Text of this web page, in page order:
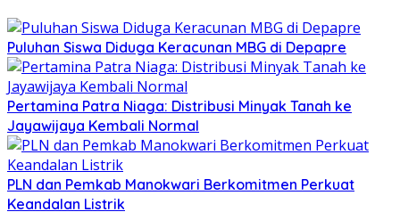
Puluhan Siswa Diduga Keracunan MBG di Depapre
Pertamina Patra Niaga: Distribusi Minyak Tanah ke
Jayawijaya Kembali Normal
PLN dan Pemkab Manokwari Berkomitmen Perkuat
Keandalan Listrik